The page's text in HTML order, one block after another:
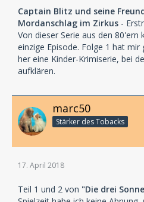
Captain Blitz und seine
Mordanschlag im Zirkus -
Von dieser Serie aus den 80'ern
einzige Episode. Folge 1 hat
her eine Kinder-Krimiserie, bei
aufklären.
marc50
Stärker des Tobacks
17. April 2018
Teil 1 und 2 von "Die drei